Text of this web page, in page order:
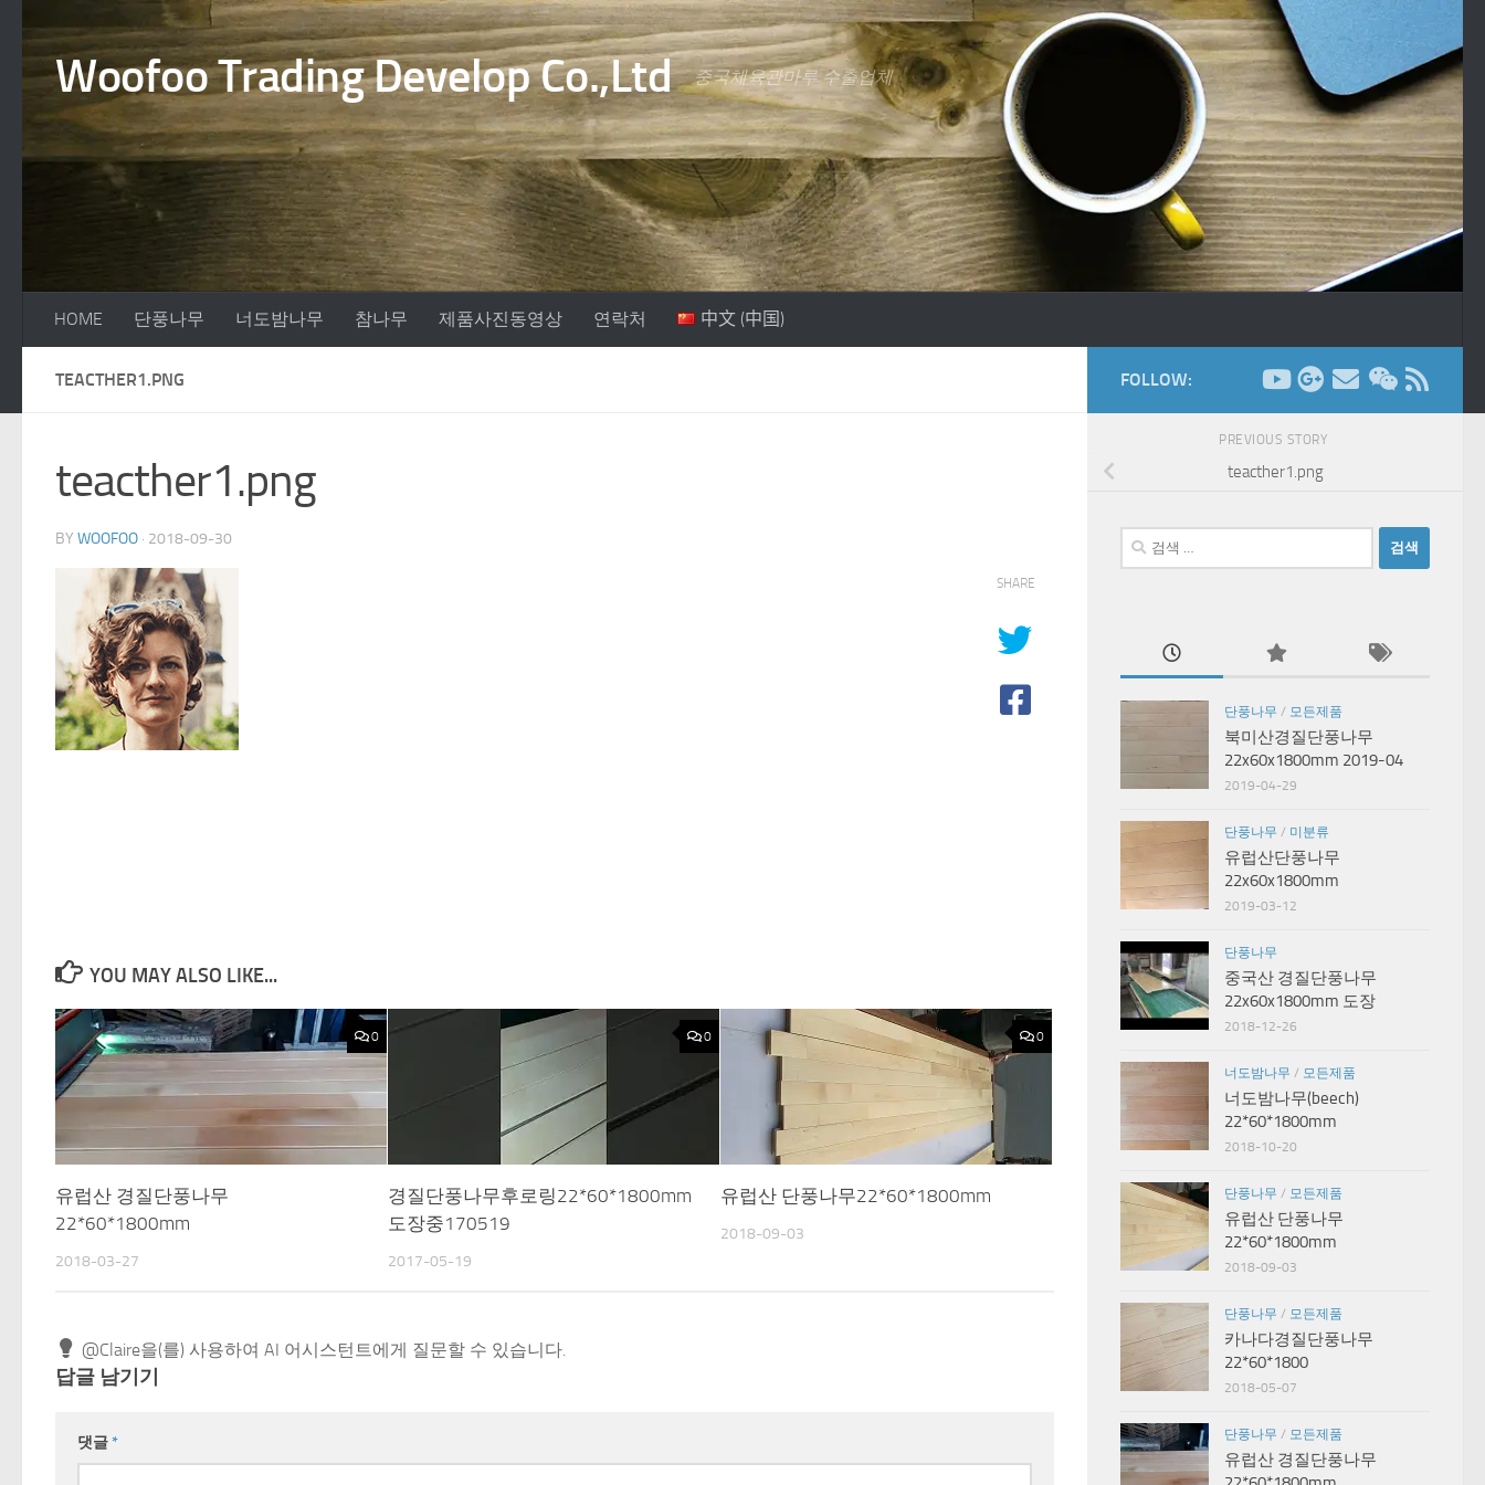
Skip to content
Woofoo Trading Develop Co.,Ltd 중국체육관마루 수출업체
HOME 단풍나무 너도밤나무 참나무 제품사진동영상 연락처 中文 (中国)
TEACTHER1.PNG
teacther1.png
BY WOOFOO · 2018-09-30
SHARE
YOU MAY ALSO LIKE...
0
유럽산 경질단풍나무
22*60*1800mm
2018-03-27
0
경질단풍나무후로링22*60*1800mm
도장중170519
2017-05-19
0
유럽산 단풍나무22*60*1800mm
2018-09-03
@Claire을(를) 사용하여 AI 어시스턴트에게 질문할 수 있습니다.
답글 남기기
댓글*
FOLLOW:
PREVIOUS STORY
teacther1.png
검
색:
단풍나무 / 모든제품
북미산경질단풍나무
22x60x1800mm 2019-04
2019-04-29
단풍나무 / 미분류
유럽산단풍나무
22x60x1800mm
2019-03-12
단풍나무
중국산 경질단풍나무
22x60x1800mm 도장
2018-12-26
너도밤나무 / 모든제품
너도밤나무(beech)
22*60*1800mm
2018-10-20
단풍나무 / 모든제품
유럽산 단풍나무
22*60*1800mm
2018-09-03
단풍나무 / 모든제품
카나다경질단풍나무
22*60*1800
2018-05-07
단풍나무 / 모든제품
유럽산 경질단풍나무